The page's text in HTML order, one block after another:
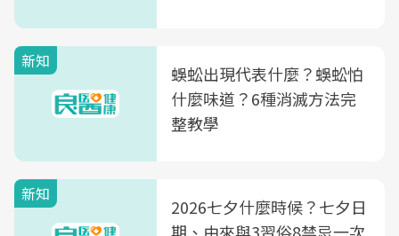
新知
蜈蚣出現代表什麼？蜈蚣怕
什麼味道？6種消滅方法完
整教學
新知
2026七夕什麼時候？七夕日